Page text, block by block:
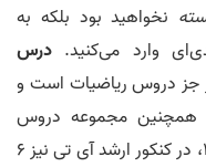
نخواهید بود بلکه به
وارد می‌کنید. درس
جز دروس ریاضیات است و
همچنین مجموعه دروس
ریاضیات در ارشد کامپیوتر دارای ضریب 2، در کنکور ارشد آی تی نیز 6